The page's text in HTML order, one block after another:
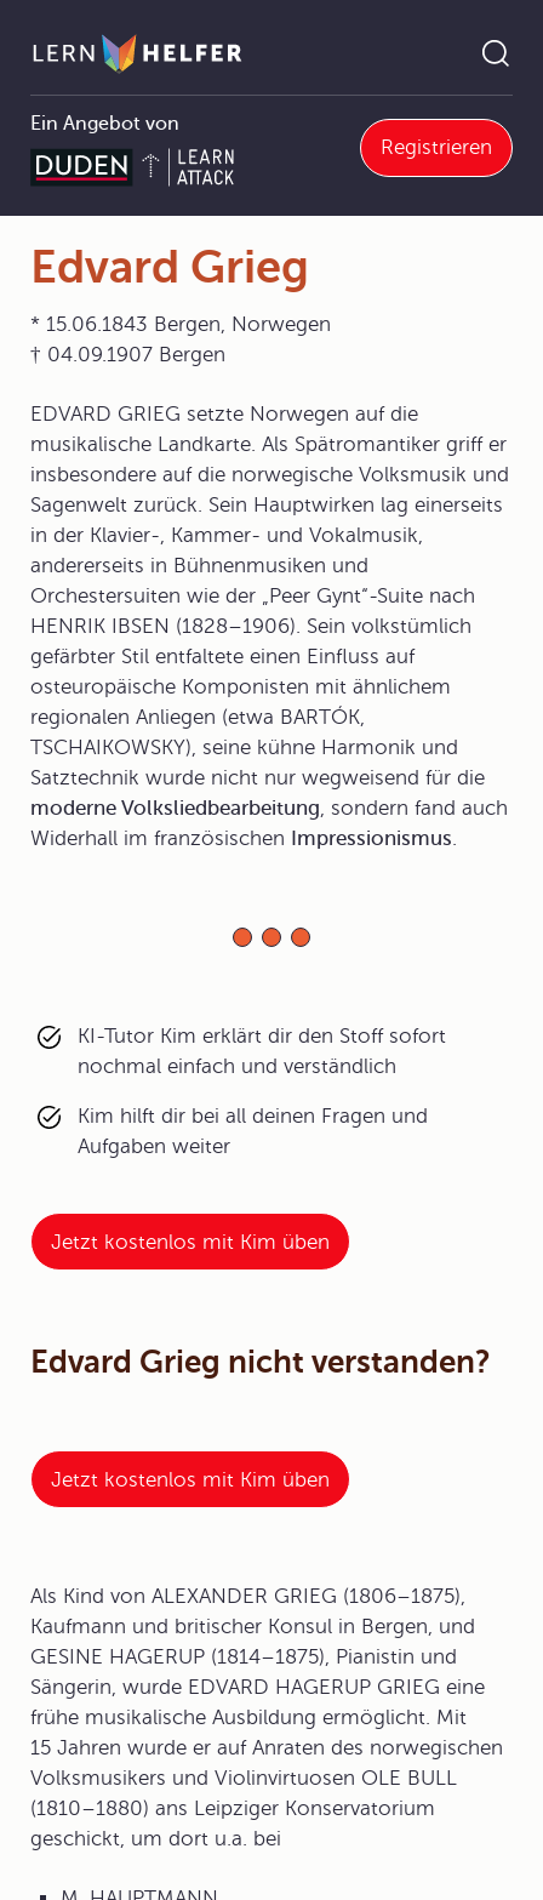
Ein Angebot von
Registrieren
Pfadnavigation
4 Musikgeschichte 4.5 Musik im Zeitalter von Kolonialismus, Moderne und Neuer Musik (1871-1918) Edvard Grieg
Edvard Grieg
* 15.06.1843 Bergen, Norwegen
† 04.09.1907 Bergen
EDVARD GRIEG setzte Norwegen auf die
musikalische Landkarte. Als Spätromantiker griff er
insbesondere auf die norwegische Volksmusik und
Sagenwelt zurück. Sein Hauptwirken lag einerseits
in der Klavier-, Kammer- und Vokalmusik,
andererseits in Bühnenmusiken und
Orchestersuiten wie der „Peer Gynt“-Suite nach
HENRIK IBSEN (1828–1906). Sein volkstümlich
gefärbter Stil entfaltete einen Einfluss auf
osteuropäische Komponisten mit ähnlichem
regionalen Anliegen (etwa BARTÓK,
TSCHAIKOWSKY), seine kühne Harmonik und
Satztechnik wurde nicht nur wegweisend für die
moderne Volksliedbearbeitung, sondern fand auch
Widerhall im französischen Impressionismus.
KI-Tutor Kim erklärt dir den Stoff sofort
nochmal einfach und verständlich
Kim hilft dir bei all deinen Fragen und
Aufgaben weiter
Jetzt kostenlos mit Kim üben
Edvard Grieg nicht verstanden?
Jetzt kostenlos mit Kim üben
Als Kind von ALEXANDER GRIEG (1806–1875),
Kaufmann und britischer Konsul in Bergen, und
GESINE HAGERUP (1814–1875), Pianistin und
Sängerin, wurde EDVARD HAGERUP GRIEG eine
frühe musikalische Ausbildung ermöglicht. Mit
15 Jahren wurde er auf Anraten des norwegischen
Volksmusikers und Violinvirtuosen OLE BULL
(1810–1880) ans Leipziger Konservatorium
geschickt, um dort u.a. bei